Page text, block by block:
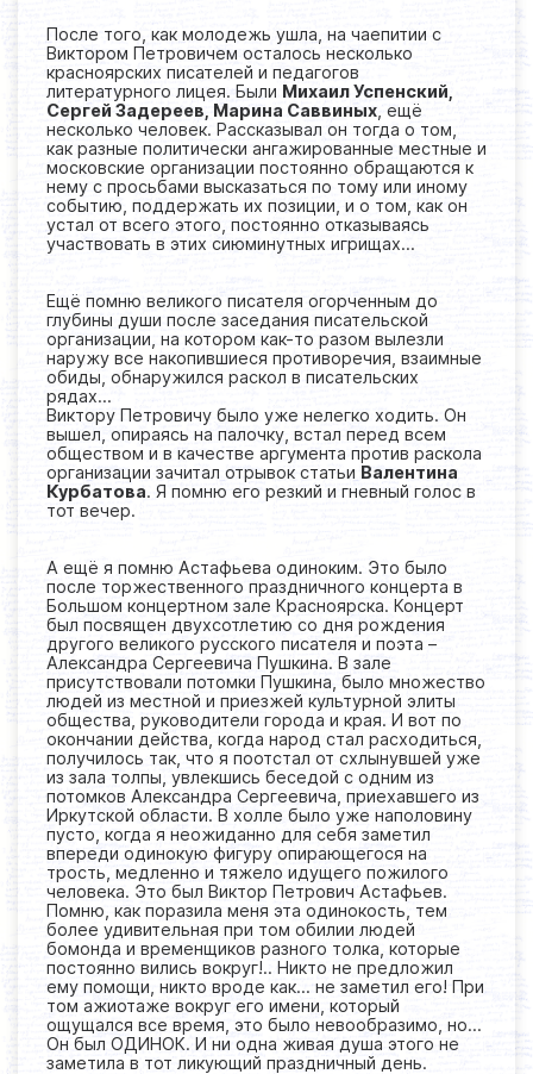
После того, как молодежь ушла, на чаепитии с
Виктором Петровичем осталось несколько
красноярских писателей и педагогов
литературного лицея. Были Михаил Успенский,
Сергей Задереев, Марина Саввиных , ещё
несколько человек. Рассказывал он тогда о том,
как разные политически ангажированные местные и
московские организации постоянно обращаются к
нему с просьбами высказаться по тому или иному
событию, поддержать их позиции, и о том, как он
устал от всего этого, постоянно отказываясь
участвовать в этих сиюминутных игрищах…
Ещё помню великого писателя огорченным до
глубины души после заседания писательской
организации, на котором как-то разом вылезли
наружу все накопившиеся противоречия, взаимные
обиды, обнаружился раскол в писательских
рядах…
Виктору Петровичу было уже нелегко ходить. Он
вышел, опираясь на палочку, встал перед всем
обществом и в качестве аргумента против раскола
организации зачитал отрывок статьи Валентина
Курбатова. Я помню его резкий и гневный голос в
тот вечер.
А ещё я помню Астафьева одиноким. Это было
после торжественного праздничного концерта в
Большом концертном зале Красноярска. Концерт
был посвящен двухсотлетию со дня рождения
другого великого русского писателя и поэта –
Александра Сергеевича Пушкина. В зале
присутствовали потомки Пушкина, было множество
людей из местной и приезжей культурной элиты
общества, руководители города и края. И вот по
окончании действа, когда народ стал расходиться,
получилось так, что я поотстал от схлынувшей уже
из зала толпы, увлекшись беседой с одним из
потомков Александра Сергеевича, приехавшего из
Иркутской области. В холле было уже наполовину
пусто, когда я неожиданно для себя заметил
впереди одинокую фигуру опирающегося на
трость, медленно и тяжело идущего пожилого
человека. Это был Виктор Петрович Астафьев.
Помню, как поразила меня эта одинокость, тем
более удивительная при том обилии людей
бомонда и временщиков разного толка, которые
постоянно вились вокруг!.. Никто не предложил
ему помощи, никто вроде как… не заметил его! При
том ажиотаже вокруг его имени, который
ощущался все время, это было невообразимо, но…
Он был ОДИНОК. И ни одна живая душа этого не
заметила в тот ликующий праздничный день.